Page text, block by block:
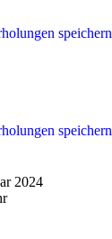
speichern
speichern
2024